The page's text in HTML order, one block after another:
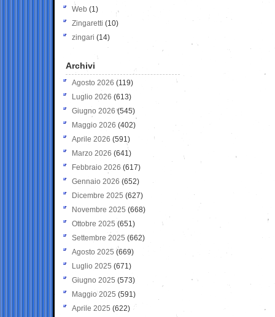
Web (1)
Zingaretti (10)
zingari (14)
Archivi
Agosto 2026 (119)
Luglio 2026 (613)
Giugno 2026 (545)
Maggio 2026 (402)
Aprile 2026 (591)
Marzo 2026 (641)
Febbraio 2026 (617)
Gennaio 2026 (652)
Dicembre 2025 (627)
Novembre 2025 (668)
Ottobre 2025 (651)
Settembre 2025 (662)
Agosto 2025 (669)
Luglio 2025 (671)
Giugno 2025 (573)
Maggio 2025 (591)
Aprile 2025 (622)